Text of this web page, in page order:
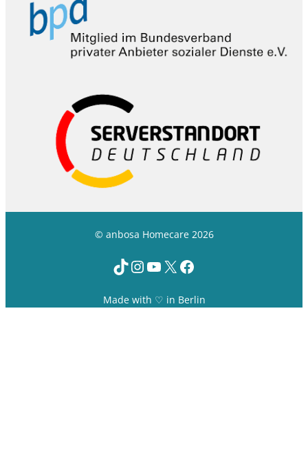
© anbosa Homecare 2026
TikTok InstagramYouTube X Facebook
Made with ♡ in Berlin